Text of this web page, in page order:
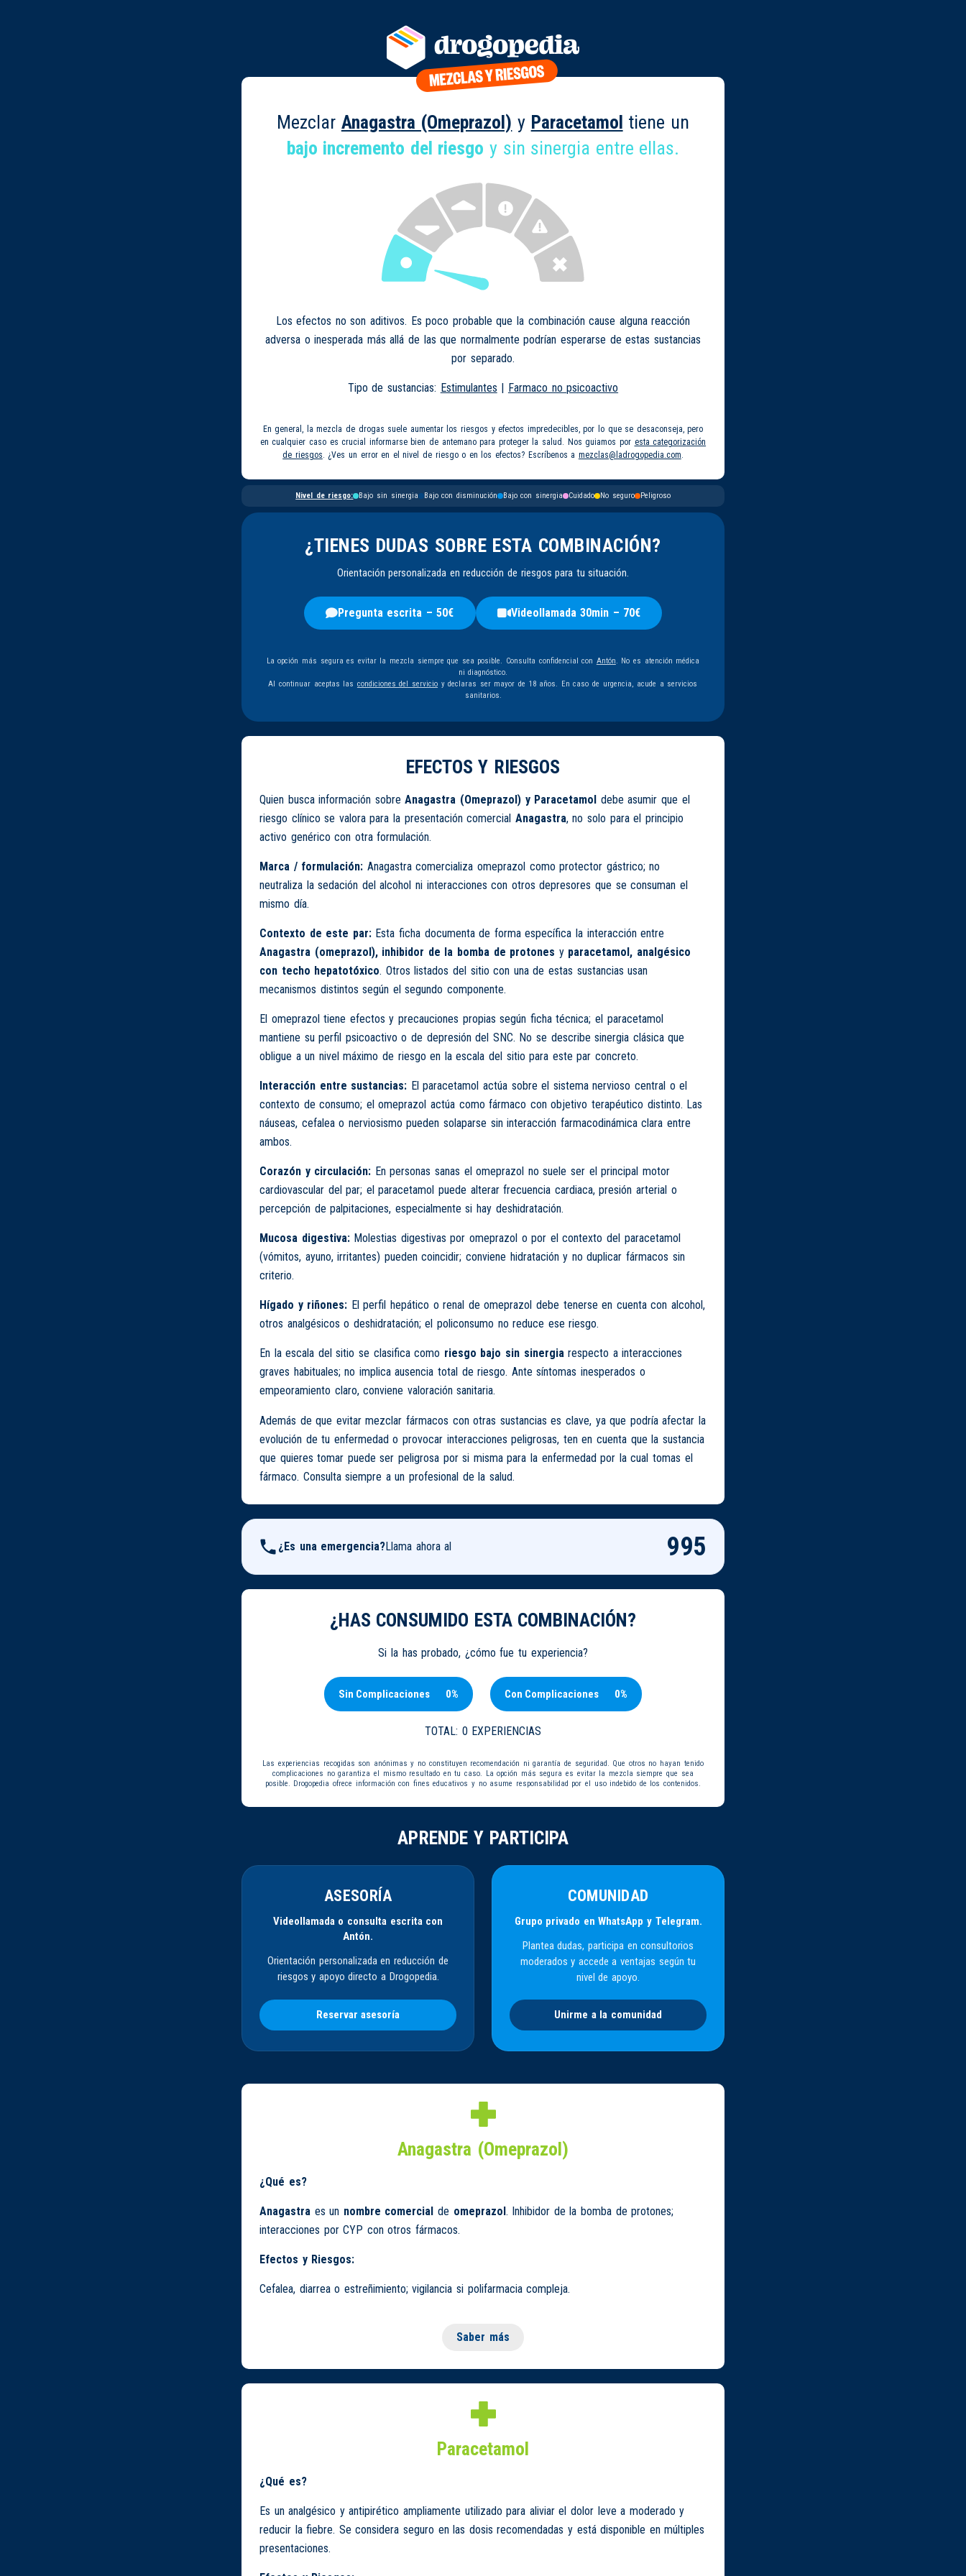
Mezclar Anagastra (Omeprazol) y Paracetamol tiene un
bajo incremento del riesgo y sin sinergia entre ellas.
Los efectos no son aditivos. Es poco probable que la combinación cause alguna reacción
adversa o inesperada más allá de las que normalmente podrían esperarse de estas sustancias
por separado.
Tipo de sustancias: Estimulantes | Farmaco no psicoactivo
En general, la mezcla de drogas suele aumentar los riesgos y efectos impredecibles, por lo que se desaconseja, pero
en cualquier caso es crucial informarse bien de antemano para proteger la salud. Nos guiamos por esta categorización
de riesgos. ¿Ves un error en el nivel de riesgo o en los efectos? Escríbenos a mezclas@ladrogopedia.com.
Nivel de riesgo: Bajo sin sinergia Bajo con disminución Bajo con sinergia Cuidado No seguro Peligroso
¿TIENES DUDAS SOBRE ESTA COMBINACIÓN?
Orientación personalizada en reducción de riesgos para tu situación.
Pregunta escrita – 50€ Videollamada 30min – 70€
La opción más segura es evitar la mezcla siempre que sea posible. Consulta confidencial con Antón. No es atención médica
ni diagnóstico.
Al continuar aceptas las condiciones del servicio y declaras ser mayor de 18 años. En caso de urgencia, acude a servicios
sanitarios.
EFECTOS Y RIESGOS
Quien busca información sobreAnagastra (Omeprazol) y Paracetamol debe asumir que el
riesgo clínico se valora para la presentación comercial Anagastra, no solo para el principio
activo genérico con otra formulación.
Marca / formulación: Anagastra comercializa omeprazol como protector gástrico; no
neutraliza la sedación del alcohol ni interacciones con otros depresores que se consuman el
mismo día.
Contexto de este par:Esta ficha documenta de forma específica la interacción entre
Anagastra (omeprazol), inhibidor de la bomba de protones y paracetamol, analgésico
con techo hepatotóxico. Otros listados del sitio con una de estas sustancias usan
mecanismos distintos según el segundo componente.
El omeprazol tiene efectos y precauciones propias según ficha técnica; el paracetamol
mantiene su perfil psicoactivo o de depresión del SNC. No se describe sinergia clásica que
obligue a un nivel máximo de riesgo en la escala del sitio para este par concreto.
Interacción entre sustancias: El paracetamol actúa sobre el sistema nervioso central o el
contexto de consumo; el omeprazol actúa como fármaco con objetivo terapéutico distinto. Las
náuseas, cefalea o nerviosismo pueden solaparse sin interacción farmacodinámica clara entre
ambos.
Corazón y circulación: En personas sanas el omeprazol no suele ser el principal motor
cardiovascular del par; el paracetamol puede alterar frecuencia cardiaca, presión arterial o
percepción de palpitaciones, especialmente si hay deshidratación.
Mucosa digestiva:Molestias digestivas por omeprazol o por el contexto del paracetamol
(vómitos, ayuno, irritantes) pueden coincidir; conviene hidratación y no duplicar fármacos sin
criterio.
Hígado y riñones: El perfil hepático o renal de omeprazol debe tenerse en cuenta con alcohol,
otros analgésicos o deshidratación; el policonsumo no reduce ese riesgo.
En la escala del sitio se clasifica como riesgo bajo sin sinergiarespecto a interacciones
graves habituales; no implica ausencia total de riesgo. Ante síntomas inesperados o
empeoramiento claro, conviene valoración sanitaria.
Además de que evitar mezclar fármacos con otras sustancias es clave, ya que podría afectar la
evolución de tu enfermedad o provocar interacciones peligrosas, ten en cuenta que la sustancia
que quieres tomar puede ser peligrosa por si misma para la enfermedad por la cual tomas el
fármaco. Consulta siempre a un profesional de la salud.
¿Es una emergencia?Llama ahora al 995
¿HAS CONSUMIDO ESTA COMBINACIÓN?
Si la has probado, ¿cómo fue tu experiencia?
Sin Complicaciones 0% Con Complicaciones 0%
TOTAL: 0 EXPERIENCIAS
Las experiencias recogidas son anónimas y no constituyen recomendación ni garantía de seguridad. Que otros no hayan tenido
complicaciones no garantiza el mismo resultado en tu caso. La opción más segura es evitar la mezcla siempre que sea
posible. Drogopedia ofrece información con fines educativos y no asume responsabilidad por el uso indebido de los contenidos.
APRENDE Y PARTICIPA
ASESORÍA
Videollamada o consulta escrita con
Antón.
Orientación personalizada en reducción de
riesgos y apoyo directo a Drogopedia.
Reservar asesoría
COMUNIDAD
Grupo privado en WhatsApp y Telegram.
Plantea dudas, participa en consultorios
moderados y accede a ventajas según tu
nivel de apoyo.
Unirme a la comunidad
Anagastra (Omeprazol)
¿Qué es?
Anagastra es un nombre comercial de omeprazol. Inhibidor de la bomba de protones;
interacciones por CYP con otros fármacos.
Efectos y Riesgos:
Cefalea, diarrea o estreñimiento; vigilancia si polifarmacia compleja.
Saber más
Paracetamol
¿Qué es?
Es un analgésico y antipirético ampliamente utilizado para aliviar el dolor leve a moderado y
reducir la fiebre. Se considera seguro en las dosis recomendadas y está disponible en múltiples
presentaciones.